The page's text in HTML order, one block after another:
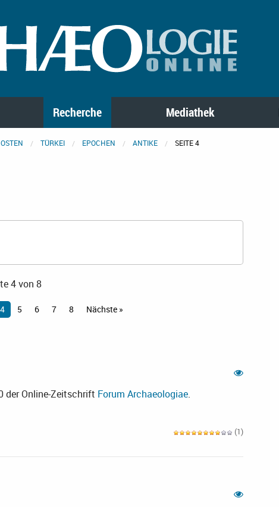
Recherche Mediathek
TÜRKEI EPOCHEN ANTIKE SEITE 4
4 von 8
4 5 6 7 8 Nächste »
der Online-Zeitschrift Forum Archaeologiae.
(1)